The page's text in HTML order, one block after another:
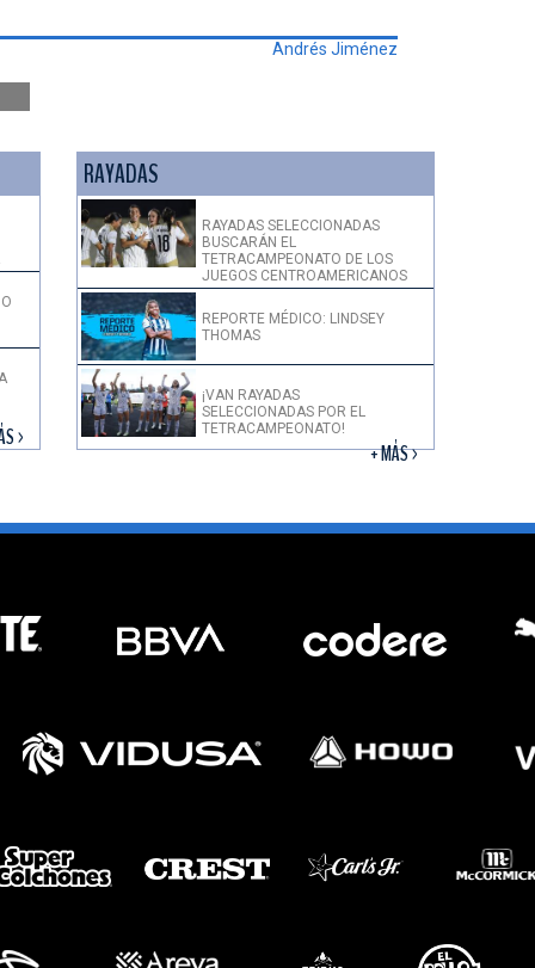
Andrés Jiménez
>
RAYADAS
RAYADAS SELECCIONADAS
BUSCARÁN EL
TETRACAMPEONATO DE LOS
JUEGOS CENTROAMERICANOS
REPORTE MÉDICO: LINDSEY
THOMAS
¡VAN RAYADAS
SELECCIONADAS POR EL
TETRACAMPEONATO!
+ MÁS >